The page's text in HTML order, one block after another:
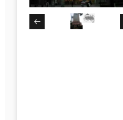
坪数